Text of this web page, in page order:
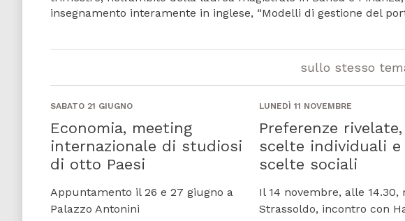
insegnamento interamente in inglese, “Modelli di gestione del
sullo stesso
SABATO 21 GIUGNO
Economia, meeting
internazionale di studiosi
di otto Paesi
Appuntamento il 26 e 27 giugno a
Palazzo Antonini
LUNEDÌ 11 NOVEMBRE
Preferenze rivelate,
scelte individuali e
scelte sociali
Il 14 novembre, alle 14.30,
Strassoldo, incontro con